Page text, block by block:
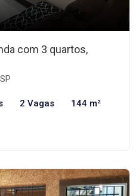
com 3 quartos,
2 Vagas 144 m²